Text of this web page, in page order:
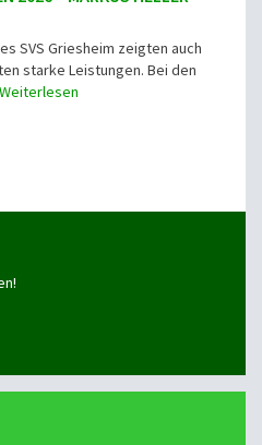
SVS Griesheim zeigten auch
starke Leistungen. Bei den
Weiterlesen